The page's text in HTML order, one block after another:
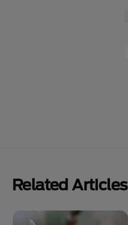
Related Articles